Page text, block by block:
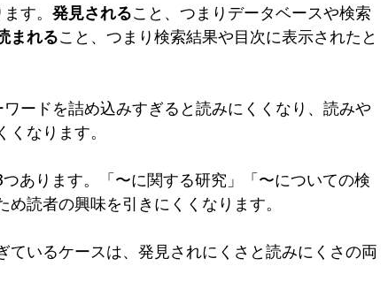
す。 発見されること、つまりデータベースや検索
まれること、つまり検索結果や目次に表示されたと
ードを詰め込みすぎると読みにくくなり、読みや
くなります。
あります。「〜に関する研究」「〜についての検
読者の興味を引きにくくなります。
ているケースは、発見されにくさと読みにくさの両